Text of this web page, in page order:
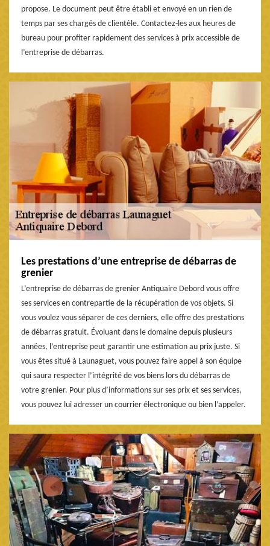
propose. Le document peut être établi et envoyé en un rien de
temps par ses chargés de clientèle. Contactez-les aux heures de
bureau pour profiter rapidement des services à prix accessible de
l’entreprise de débarras.
Les prestations d’une entreprise de débarras de
grenier
L’entreprise de débarras de grenier Antiquaire Debord vous offre
ses services en contrepartie de la récupération de vos objets. Si
vous voulez vous séparer de ces derniers, elle offre des prestations
de débarras gratuit. Évoluant dans le domaine depuis plusieurs
années, l’entreprise peut garantir une estimation au prix juste. Si
vous êtes situé à Launaguet, vous pouvez faire appel à son équipe
qui saura respecter l’intégrité de vos biens lors du débarras de
votre grenier. Pour plus d’informations sur ses prix et ses services,
vous pouvez lui adresser un courrier électronique ou bien l’appeler.